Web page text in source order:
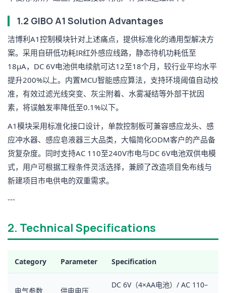
1.2 GIBO A1 Solution Advantages
洁博利A1控制模块针对上述痛点，提供标准化的通用型解决方
案。采用自研低功耗IR红外感应线路，静态待机功耗低至
18μA，DC 6V电池供电续航可达12至18个月，较行业平均水平
提升200%以上。内置MCU智能感应算法，支持环境阈值自动校
准，有效过滤光线突变、灰尘附着、水雾凝结等外部干扰因
素，将误触发率降低至0.1%以下。
A1模块采用标准化接口设计，单款控制板可兼容感应龙头、感
应冲水器、感应皂液器三大品类，大幅简化ODM客户的产品备
货复杂度。同时支持AC 110至240V市电与DC 6V电池双供电模
式，用户可根据工程条件灵活选择，兼顾了改造项目免布线与
新建项目市电供电的双重需求。
---
2. Technical Specifications
Category Parameter Specification
电气参数 供电电压
DC 6V（4×AA电池）/ AC 110–